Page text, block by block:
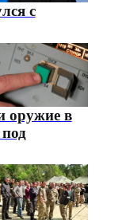
с
оружие в